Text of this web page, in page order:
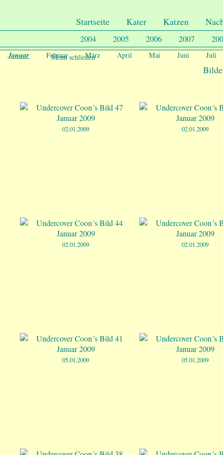
Startseite Kater Katzen
2004 2005 2006 2007
Januar
Februar März April Mai Juni Juli
Menu schließen
02.01.2009 02.01.2009
02.01.2009 02.01.2009
05.01.2009 05.01.2009